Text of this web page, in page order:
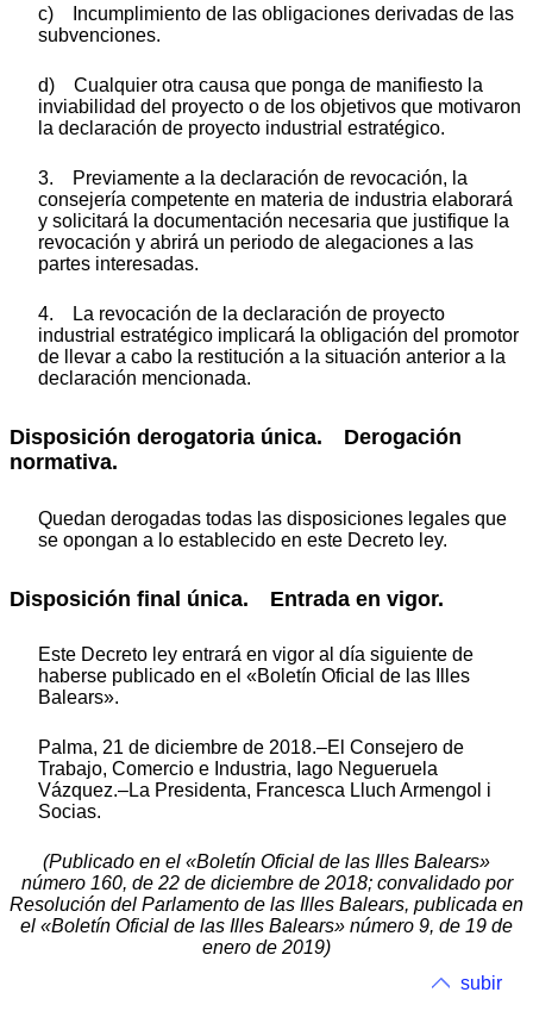
c) Incumplimiento de las obligaciones derivadas de las
subvenciones.
d) Cualquier otra causa que ponga de manifiesto la
inviabilidad del proyecto o de los objetivos que motivaron
la declaración de proyecto industrial estratégico.
3. Previamente a la declaración de revocación, la
consejería competente en materia de industria elaborará
y solicitará la documentación necesaria que justifique la
revocación y abrirá un periodo de alegaciones a las
partes interesadas.
4. La revocación de la declaración de proyecto
industrial estratégico implicará la obligación del promotor
de llevar a cabo la restitución a la situación anterior a la
declaración mencionada.
Disposición derogatoria única. Derogación
normativa.
Quedan derogadas todas las disposiciones legales que
se opongan a lo establecido en este Decreto ley.
Disposición final única. Entrada en vigor.
Este Decreto ley entrará en vigor al día siguiente de
haberse publicado en el «Boletín Oficial de las Illes
Balears».
Palma, 21 de diciembre de 2018.–El Consejero de
Trabajo, Comercio e Industria, Iago Negueruela
Vázquez.–La Presidenta, Francesca Lluch Armengol i
Socias.
(Publicado en el «Boletín Oficial de las Illes Balears»
número 160, de 22 de diciembre de 2018; convalidado por
Resolución del Parlamento de las Illes Balears, publicada en
el «Boletín Oficial de las Illes Balears» número 9, de 19 de
enero de 2019)
subir